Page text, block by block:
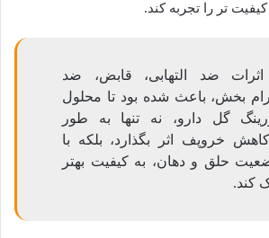
تر را تجربه کند.
ضد التهابی، قابض، ضد
آرام بخش، باعث شده بود تا محلول
گل دارو، نه تنها به طور
خروپف اثر بگذارد، بلکه با
حلق و دهان، به کیفیت بهتر
کند.